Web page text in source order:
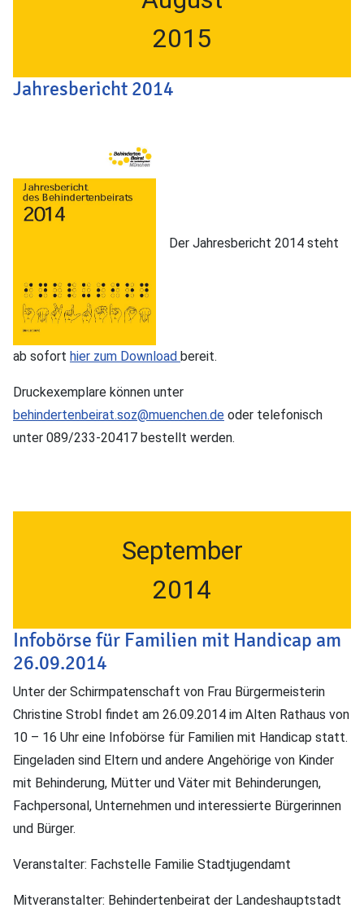
2015
Jahresbericht 2014
Der Jahresbericht 2014 steht
ab sofort hier zum Download bereit.
Druckexemplare können unter
behindertenbeirat.soz@muenchen.de oder telefonisch
unter 089/233-20417 bestellt werden.
September
2014
Infobörse für Familien mit Handicap am
26.09.2014
Unter der Schirmpatenschaft von Frau Bürgermeisterin
Christine Strobl findet am 26.09.2014 im Alten Rathaus von
10 – 16 Uhr eine Infobörse für Familien mit Handicap statt.
Eingeladen sind Eltern und andere Angehörige von Kinder
mit Behinderung, Mütter und Väter mit Behinderungen,
Fachpersonal, Unternehmen und interessierte Bürgerinnen
und Bürger.
Veranstalter: Fachstelle Familie Stadtjugendamt
Mitveranstalter: Behindertenbeirat der Landeshauptstadt